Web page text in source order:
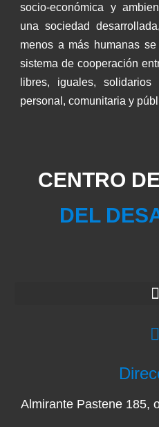
socio-económica y
una sociedad
menos a más humanas
sistema de cooperación
libres, iguales,
personal, comunitaria y
CENTRO
DEL
Almirante Pastene 185,